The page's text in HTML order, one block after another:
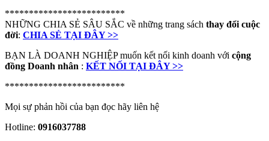
*************************
NHỮNG CHIA SẺ SÂU SẮC về những trang sách thay đổi cuộc
đời: CHIA SẺ TẠI ĐÂY >>
BẠN LÀ DOANH NGHIỆP muốn kết nối kinh doanh với cộng
đồng Doanh nhân : KẾT NỐI TẠI ĐÂY >>
*************************
Mọi sự phản hồi của bạn đọc hãy liên hệ
Hotline: 0916037788